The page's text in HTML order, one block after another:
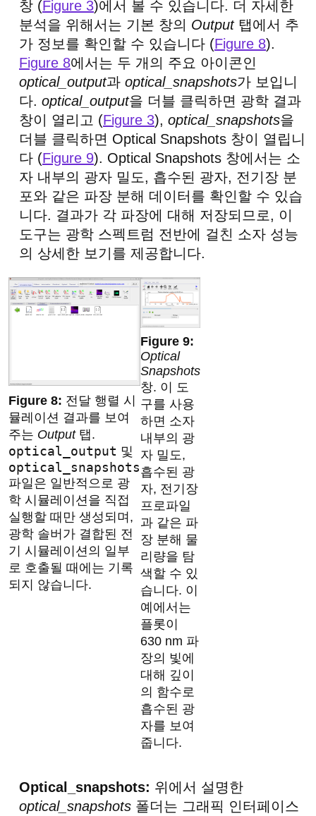
창 (Figure 3)에서 볼 수 있습니다. 더 자세한
분석을 위해서는 기본 창의 Output탭에서 추
가 정보를 확인할 수 있습니다 (Figure 8).
Figure 8에서는 두 개의 주요 아이콘인
optical_output과 optical_snapshots가 보입니
다. optical_output을 더블 클릭하면 광학 결과
창이 열리고 (Figure 3), optical_snapshots을
더블 클릭하면 Optical Snapshots 창이 열립니
다 (Figure 9). Optical Snapshots 창에서는 소
자 내부의 광자 밀도, 흡수된 광자, 전기장 분
포와 같은 파장 분해 데이터를 확인할 수 있습
니다. 결과가 각 파장에 대해 저장되므로, 이
도구는 광학 스펙트럼 전반에 걸친 소자 성능
의 상세한 보기를 제공합니다.
전달 행렬 시
뮬레이션 결과를 보여
주는 Output탭.
optical_output 및
optical_snapshots
파일은 일반적으로 광
학 시뮬레이션을 직접
실행할 때만 생성되며,
광학 솔버가 결합된 전
기 시뮬레이션의 일부
로 호출될 때에는 기록
되지 않습니다.
Optical
Snapshots
창. 이 도
구를 사용
하면 소자
내부의 광
자 밀도,
흡수된 광
자, 전기장
프로파일
과 같은 파
장 분해 물
리량을 탐
색할 수 있
습니다. 이
예에서는
플롯이
630 nm 파
장의 빛에
대해 깊이
의 함수로
흡수된 광
자를 보여
줍니다.
Optical_snapshots: 위에서 설명한
optical_snapshots 폴더는 그래픽 인터페이스